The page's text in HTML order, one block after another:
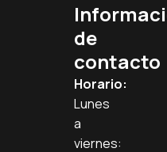
de
contacto
Horario:
Lunes
a
viernes: